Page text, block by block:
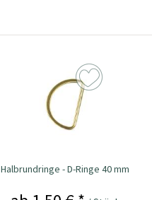
Halbrundringe - D-Ringe 40 mm